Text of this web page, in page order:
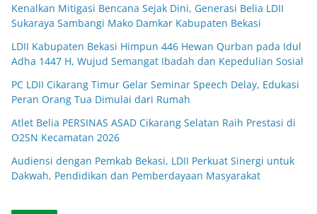
Kenalkan Mitigasi Bencana Sejak Dini, Generasi Belia LDII
Sukaraya Sambangi Mako Damkar Kabupaten Bekasi
LDII Kabupaten Bekasi Himpun 446 Hewan Qurban pada Idul
Adha 1447 H, Wujud Semangat Ibadah dan Kepedulian Sosial
PC LDII Cikarang Timur Gelar Seminar Speech Delay, Edukasi
Peran Orang Tua Dimulai dari Rumah
Atlet Belia PERSINAS ASAD Cikarang Selatan Raih Prestasi di
O2SN Kecamatan 2026
Audiensi dengan Pemkab Bekasi, LDII Perkuat Sinergi untuk
Dakwah, Pendidikan dan Pemberdayaan Masyarakat